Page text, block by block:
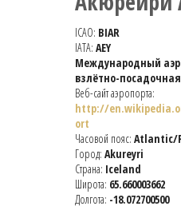
ICAO: BIAR
IATA: AEY
Международный
взлётно-
Веб-сайт аэропорта:
http://
ort
Часовой пояс: Atlantic/
Город: Akureyri
Страна: Iceland
Широта: 65.660003662
Долгота: -18.072700500